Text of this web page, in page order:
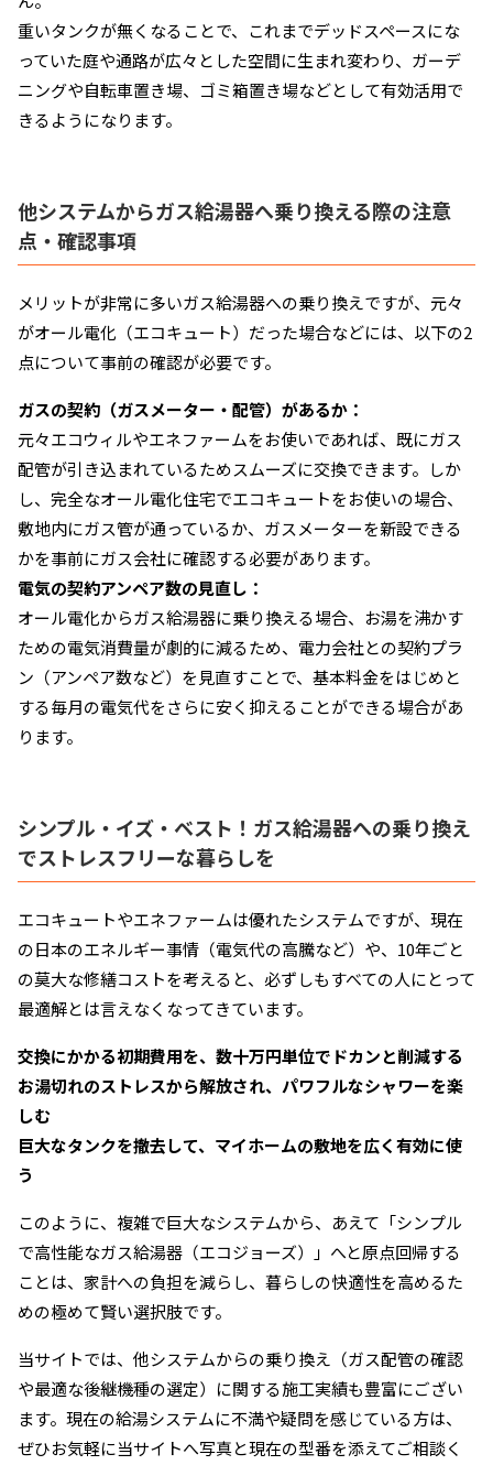
重いタンクが無くなることで、これまでデッドスペースにな
っていた庭や通路が広々とした空間に生まれ変わり、ガーデ
ニングや自転車置き場、ゴミ箱置き場などとして有効活用で
きるようになります。
他システムからガス給湯器へ乗り換える際の注意
点・確認事項
メリットが非常に多いガス給湯器への乗り換えですが、元々
がオール電化（エコキュート）だった場合などには、以下の2
点について事前の確認が必要です。
ガスの契約（ガスメーター・配管）があるか：
元々エコウィルやエネファームをお使いであれば、既にガス
配管が引き込まれているためスムーズに交換できます。しか
し、完全なオール電化住宅でエコキュートをお使いの場合、
敷地内にガス管が通っているか、ガスメーターを新設できる
かを事前にガス会社に確認する必要があります。
電気の契約アンペア数の見直し：
オール電化からガス給湯器に乗り換える場合、お湯を沸かす
ための電気消費量が劇的に減るため、電力会社との契約プラ
ン（アンペア数など）を見直すことで、基本料金をはじめと
する毎月の電気代をさらに安く抑えることができる場合があ
ります。
シンプル・イズ・ベスト！ガス給湯器への乗り換え
でストレスフリーな暮らしを
エコキュートやエネファームは優れたシステムですが、現在
の日本のエネルギー事情（電気代の高騰など）や、10年ごと
の莫大な修繕コストを考えると、必ずしもすべての人にとって
最適解とは言えなくなってきています。
交換にかかる初期費用を、数十万円単位でドカンと削減する
お湯切れのストレスから解放され、パワフルなシャワーを楽
しむ
巨大なタンクを撤去して、マイホームの敷地を広く有効に使
う
このように、複雑で巨大なシステムから、あえて「シンプル
で高性能なガス給湯器（エコジョーズ）」へと原点回帰する
ことは、家計への負担を減らし、暮らしの快適性を高めるた
めの極めて賢い選択肢です。
当サイトでは、他システムからの乗り換え（ガス配管の確認
や最適な後継機種の選定）に関する施工実績も豊富にござい
ます。現在の給湯システムに不満や疑問を感じている方は、
ぜひお気軽に当サイトへ写真と現在の型番を添えてご相談く